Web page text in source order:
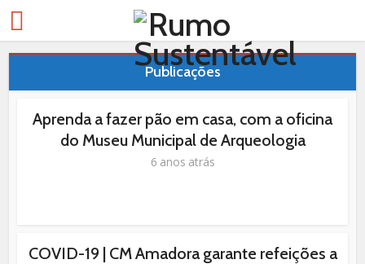
Publicações
Aprenda a fazer pão em casa, com a oficina
do Museu Municipal de Arqueologia
6 anos atrás
COVID-19 | CM Amadora garante refeições a